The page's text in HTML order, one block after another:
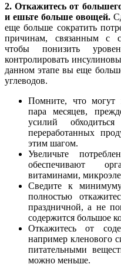
2. Откажитесь от
и ешьте больше овощей.
еще больше сократить
причинам, связанным с
чтобы понизить
контролировать
данном этапе вы еще
углеводов.
Помните, что могут
пара месяцев,
усилий
переработанных
этим шагом.
Увеличьте
обеспечивают
витаминами,
Сведите к
полностью
праздничной, а не
содержится большое
Откажитесь от
например кленового
питательными
можно меньше.